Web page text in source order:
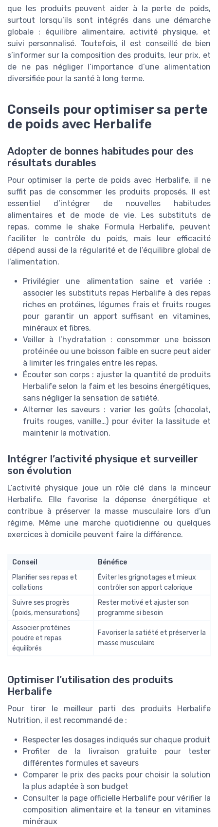
que les produits peuvent aider à la perte de poids,
surtout lorsqu’ils sont intégrés dans une démarche
globale : équilibre alimentaire, activité physique, et
suivi personnalisé. Toutefois, il est conseillé de bien
s’informer sur la composition des produits, leur prix, et
de ne pas négliger l’importance d’une alimentation
diversifiée pour la santé à long terme.
Conseils pour optimiser sa perte
de poids avec Herbalife
Adopter de bonnes habitudes pour des
résultats durables
Pour optimiser la perte de poids avec Herbalife, il ne
suffit pas de consommer les produits proposés. Il est
essentiel d’intégrer de nouvelles habitudes
alimentaires et de mode de vie. Les substituts de
repas, comme le shake Formula Herbalife, peuvent
faciliter le contrôle du poids, mais leur efficacité
dépend aussi de la régularité et de l’équilibre global de
l’alimentation.
Privilégier une alimentation saine et variée :
associer les substituts repas Herbalife à des repas
riches en protéines, légumes frais et fruits rouges
pour garantir un apport suffisant en vitamines,
minéraux et fibres.
Veiller à l’hydratation : consommer une boisson
protéinée ou une boisson faible en sucre peut aider
à limiter les fringales entre les repas.
Écouter son corps : ajuster la quantité de produits
Herbalife selon la faim et les besoins énergétiques,
sans négliger la sensation de satiété.
Alterner les saveurs : varier les goûts (chocolat,
fruits rouges, vanille…) pour éviter la lassitude et
maintenir la motivation.
Intégrer l’activité physique et surveiller
son évolution
L’activité physique joue un rôle clé dans la minceur
Herbalife. Elle favorise la dépense énergétique et
contribue à préserver la masse musculaire lors d’un
régime. Même une marche quotidienne ou quelques
exercices à domicile peuvent faire la différence.
Conseil
Bénéfice
Planifier ses repas et
collations
Éviter les grignotages et mieux
contrôler son apport calorique
Suivre ses progrès
(poids, mensurations)
Rester motivé et ajuster son
programme si besoin
Associer protéines
poudre et repas
équilibrés
Favoriser la satiété et préserver la
masse musculaire
Optimiser l’utilisation des produits
Herbalife
Pour tirer le meilleur parti des produits Herbalife
Nutrition, il est recommandé de :
Respecter les dosages indiqués sur chaque produit
Profiter de la livraison gratuite pour tester
différentes formules et saveurs
Comparer le prix des packs pour choisir la solution
la plus adaptée à son budget
Consulter la page officielle Herbalife pour vérifier la
composition alimentaire et la teneur en vitamines
minéraux